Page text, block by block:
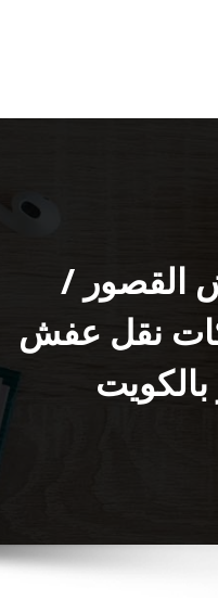
القصور /
/ شركات نقل عفش